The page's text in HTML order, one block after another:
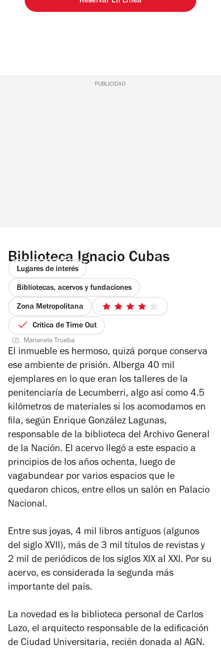
PUBLICIDAD
Biblioteca Ignacio Cubas
Lugares de interés
Bibliotecas, acervos y fundaciones
Zona Metropolitana
4
estrellas
Crítica de Time Out
Marianela Trueba
El inmueble es hermoso, quizá porque conserva
ese ambiente de prisión. Alberga 40 mil
ejemplares en lo que eran los talleres de la
penitenciaría de Lecumberri, algo así como 4.5
kilómetros de materiales si los acomodamos en
fila, según Enrique González Lagunas,
responsable de la biblioteca del Archivo General
de la Nación. El acervo llegó a este espacio a
principios de los años ochenta, luego de
vagabundear por varios espacios que le
quedaron chicos, entre ellos un salón en Palacio
Nacional.
Entre sus joyas, 4 mil libros antiguos (algunos
del siglo XVII), más de 3 mil títulos de revistas y
2 mil de periódicos de los siglos XIX al XXI. Por su
acervo, es considerada la segunda más
importante del país.
La novedad es la biblioteca personal de Carlos
Lazo, el arquitecto responsable de la edificación
de Ciudad Universitaria, recién donada al AGN.